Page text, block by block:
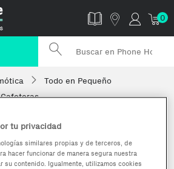
0
Todo en Pequeño
Cafeteras
tu privacidad
similares propias y de terceros, de
hacer funcionar de manera segura nuestra
su contenido. Igualmente, utilizamos cookies